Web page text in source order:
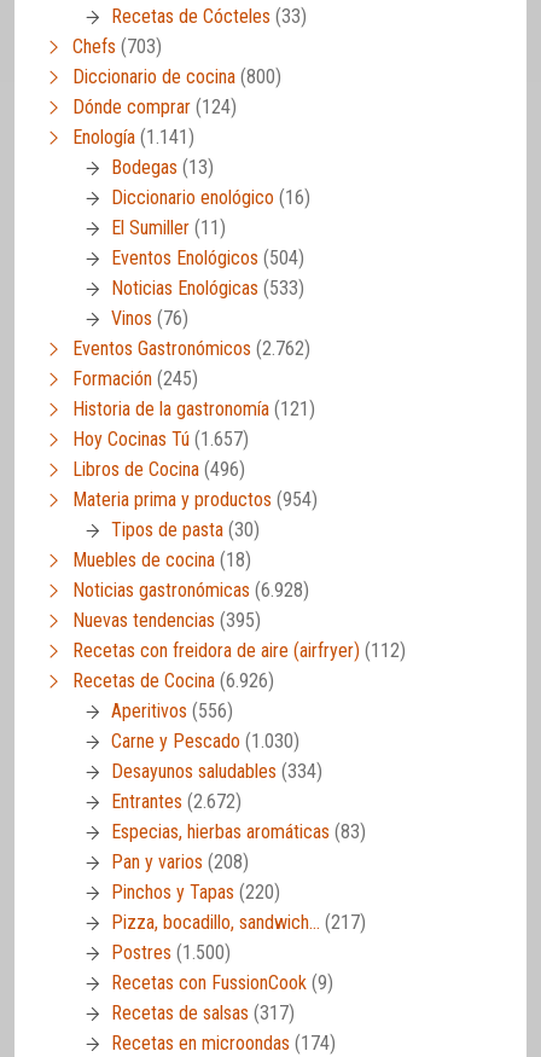
Recetas de Cócteles (33)
Chefs (703)
Diccionario de cocina (800)
Dónde comprar (124)
Enología (1.141)
Bodegas (13)
Diccionario enológico (16)
El Sumiller (11)
Eventos Enológicos (504)
Noticias Enológicas (533)
Vinos (76)
Eventos Gastronómicos (2.762)
Formación (245)
Historia de la gastronomía (121)
Hoy Cocinas Tú (1.657)
Libros de Cocina (496)
Materia prima y productos (954)
Tipos de pasta (30)
Muebles de cocina (18)
Noticias gastronómicas (6.928)
Nuevas tendencias (395)
Recetas con freidora de aire (airfryer) (112)
Recetas de Cocina (6.926)
Aperitivos (556)
Carne y Pescado (1.030)
Desayunos saludables (334)
Entrantes (2.672)
Especias, hierbas aromáticas (83)
Pan y varios (208)
Pinchos y Tapas (220)
Pizza, bocadillo, sandwich… (217)
Postres (1.500)
Recetas con FussionCook (9)
Recetas de salsas (317)
Recetas en microondas (174)